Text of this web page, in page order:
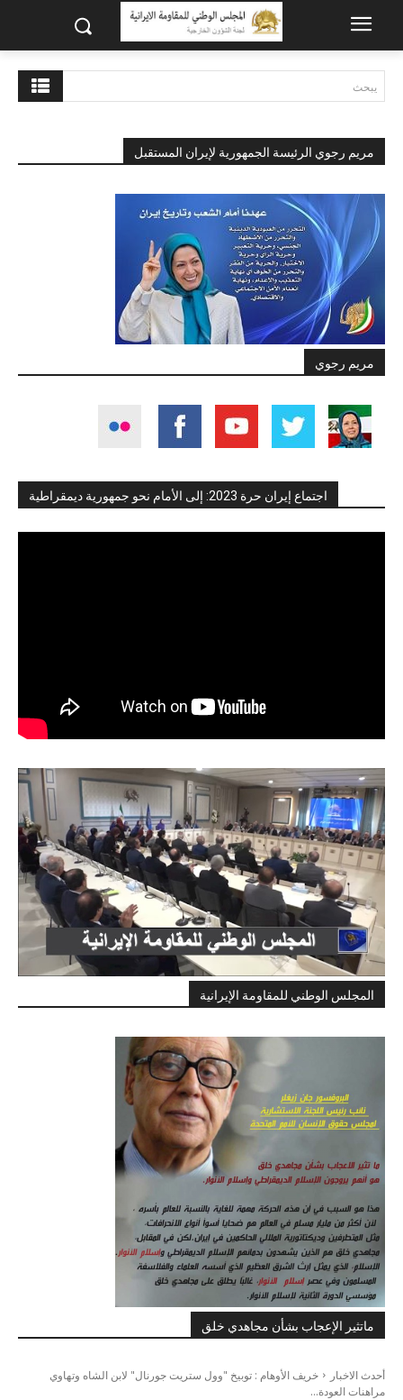
يبحث
مريم رجوي الرئيسة الجمهورية لإيران المستقبل
مريم رجوي
اجتماع إيران حرة 2023: إلى الأمام نحو جمهورية ديمقراطية
المجلس الوطني للمقاومة الإيرانية
ماتثير الإعجاب بشأن مجاهدي خلق
أحدث الاخبار
خريف الأوهام : توبيخ "وول ستريت جورنال" لابن الشاه وتهاوي
مراهنات العودة...